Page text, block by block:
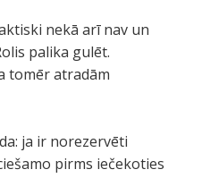
nekā arī nav un
palika gulēt.
tomēr atradām
ja ir norezervēti
pirms iečekoties